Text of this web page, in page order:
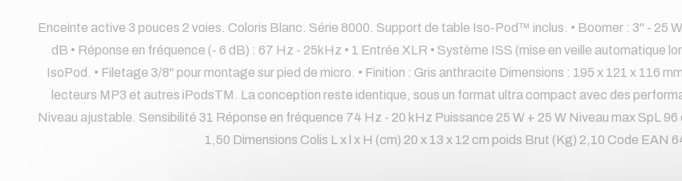
Enceinte active 3 pouces 2 voies. Coloris Blanc. Série 8000. Support de table Iso-Pod™ inclus. • Boomer : 3" - 25
dB • Réponse en fréquence (- 6 dB) : 67 Hz - 25kHz • 1 Entrée XLR • Système ISS (mise en veille automatique
IsoPod. • Filetage 3/8" pour montage sur pied de micro. • Finition : Gris anthracite Dimensions : 195 x 121 x 116
lecteurs MP3 et autres iPodsTM. La conception reste identique, sous un format ultra compact avec des
Niveau ajustable. Sensibilité 31 Réponse en fréquence 74 Hz - 20 kHz Puissance 25 W + 25 W Niveau max SpL
1,50 Dimensions Colis L x l x H (cm) 20 x 13 x 12 cm poids Brut (Kg) 2,10 Code EAN